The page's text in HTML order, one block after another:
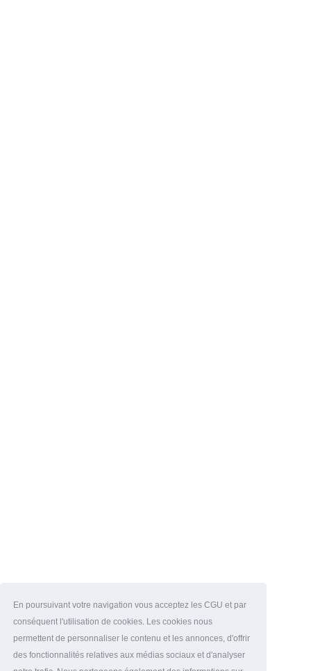
En poursuivant votre navigation vous acceptez les CGU et par
conséquent l'utilisation de cookies. Les cookies nous
permettent de personnaliser le contenu et les annonces, d'offrir
des fonctionnalités relatives aux médias sociaux et d'analyser